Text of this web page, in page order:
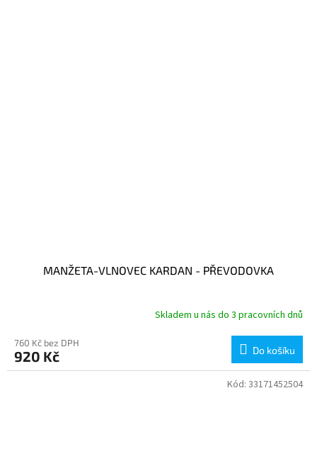
MANŽETA-VLNOVEC KARDAN - PŘEVODOVKA
Skladem u nás do 3 pracovních dnů
760 Kč bez DPH
920 Kč Do košíku
Kód: 33171452504